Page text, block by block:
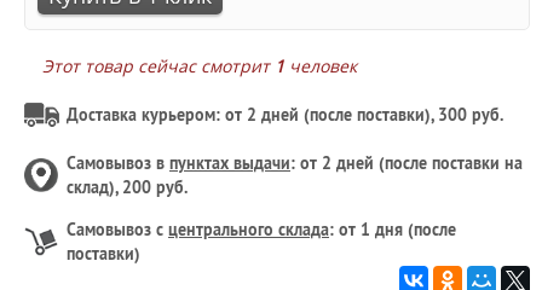
Этот товар сейчас смотрит 1 человек
Доставка курьером: от 2 дней (после поставки), 300 руб.
Самовывоз в пунктах выдачи: от 2 дней (после поставки на
склад), 200 руб.
Самовывоз с центрального склада: от 1 дня (после
поставки)